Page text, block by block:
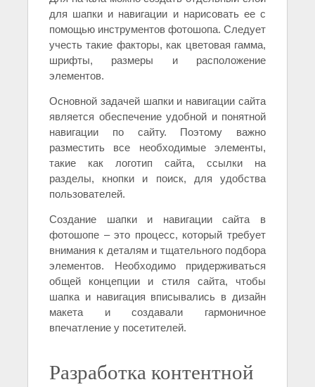
для шапки и навигации и нарисовать ее с
помощью инструментов фотошопа. Следует
учесть такие факторы, как цветовая гамма,
шрифты, размеры и расположение
элементов.
Основной задачей шапки и навигации сайта
является обеспечение удобной и понятной
навигации по сайту. Поэтому важно
разместить все необходимые элементы,
такие как логотип сайта, ссылки на
разделы, кнопки и поиск, для удобства
пользователей.
Создание шапки и навигации сайта в
фотошопе – это процесс, который требует
внимания к деталям и тщательного подбора
элементов. Необходимо придерживаться
общей концепции и стиля сайта, чтобы
шапка и навигация вписывались в дизайн
макета и создавали гармоничное
впечатление у посетителей.
Разработка контентной